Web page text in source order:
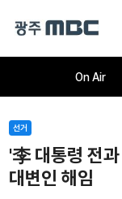
On Air
오늘의뉴스뉴스데스
선거
'李 대통령 전
대변인 해임